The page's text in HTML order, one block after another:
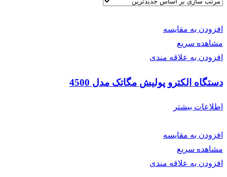
افزودن به مقایسه
مشاهده سریع
افزودن به علاقه مندی
دستگاه الکترو پولیش مگاتک مدل 4500
اطلاعات بیشتر
افزودن به مقایسه
مشاهده سریع
افزودن به علاقه مندی